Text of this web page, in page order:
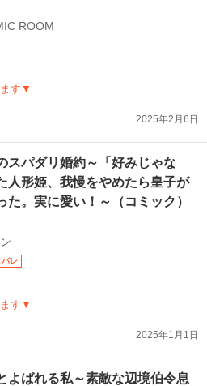
ROOM
す▼
2025年2月6日
スパダリ婚約～「好みじゃな
人形姫、我慢をやめたら皇子が
た。実に愛い！～（コミック）
バレ
す▼
2025年1月1日
よばれる私～素敵な辺境伯令息